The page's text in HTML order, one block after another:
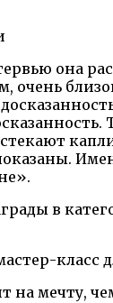
она
очень
в
мечту,